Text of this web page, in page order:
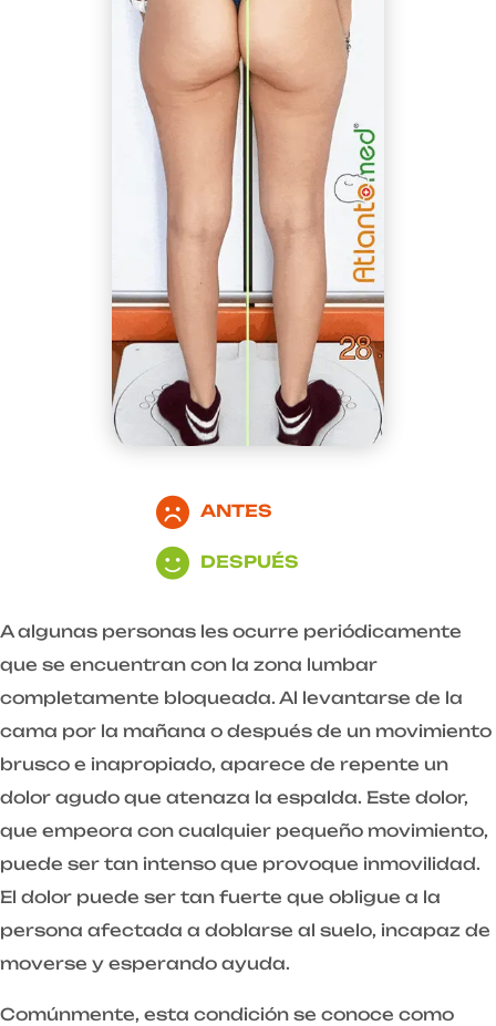
ANTES
DESPUÉS
A algunas personas les ocurre periódicamente
que se encuentran con la zona lumbar
completamente bloqueada. Al levantarse de la
cama por la mañana o después de un movimiento
brusco e inapropiado, aparece de repente un
dolor agudo que atenaza la espalda. Este dolor,
que empeora con cualquier pequeño movimiento,
puede ser tan intenso que provoque inmovilidad.
El dolor puede ser tan fuerte que obligue a la
persona afectada a doblarse al suelo, incapaz de
moverse y esperando ayuda.
Comúnmente, esta condición se conoce como